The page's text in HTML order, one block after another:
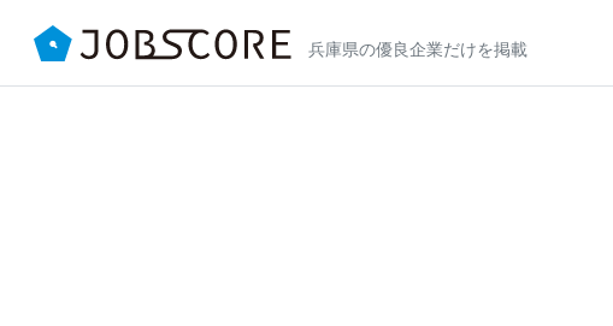
兵庫県の優良企業だけを掲載